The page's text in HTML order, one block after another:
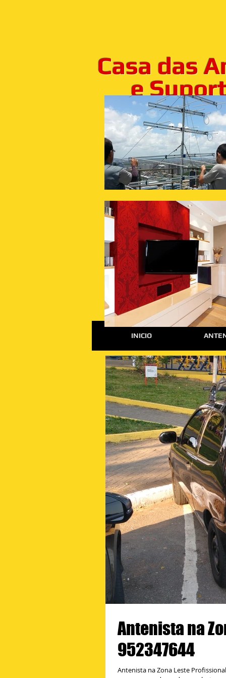
Casa das
e
INICIO
Antenista na
952347644
Antenista na Zona Leste